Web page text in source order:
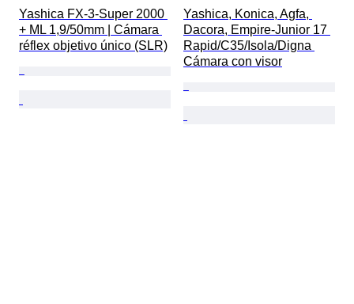
Yashica FX-3-Super 2000
+ ML 1,9/50mm | Cámara
réflex objetivo único (SLR)
Yashica, Konica, Agfa,
Dacora, Empire-Junior 17
Rapid/C35/Isola/Digna
Cámara con visor